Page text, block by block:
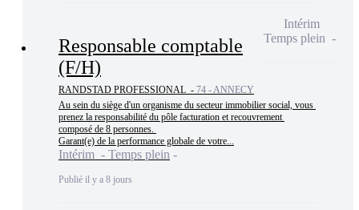
Responsable comptable
(F/H)
RANDSTAD PROFESSIONAL - 74 - ANNECY
Au sein du siège d'un organisme du secteur immobilier social, vous
prenez la responsabilité du pôle facturation et recouvrement
composé de 8 personnes.
Garant(e) de la performance globale de votre...
Intérim - Temps plein
Publié il y a 8 jours
Intérim
Temps plein